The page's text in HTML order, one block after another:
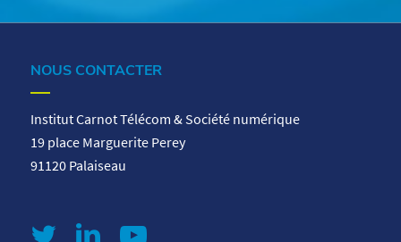
NOUS CONTACTER
Institut Carnot Télécom & Société numérique
19 place Marguerite Perey
91120 Palaiseau